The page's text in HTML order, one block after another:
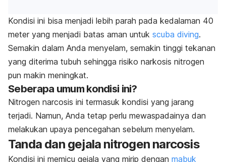
Kondisi ini bisa menjadi lebih parah pada kedalaman 40
meter yang menjadi batas aman untuk scuba diving.
Semakin dalam Anda menyelam, semakin tinggi tekanan
yang diterima tubuh sehingga risiko narkosis nitrogen
pun makin meningkat.
Seberapa umum kondisi ini?
Nitrogen narcosis ini termasuk kondisi yang jarang
terjadi. Namun, Anda tetap perlu mewaspadainya dan
melakukan upaya pencegahan sebelum menyelam.
Tanda dan gejala nitrogen narcosis
Kondisi ini memicu gejala yang mirip dengan mabuk